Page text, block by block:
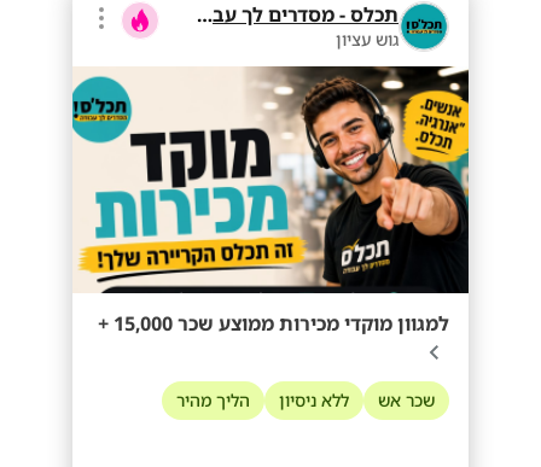
תכלס - מסדרים לך עבודה
גוש עציון
למגוון מוקדי מכירות ממוצע שכר 15,000 +
שכר אש ללא ניסיון הליך מהיר